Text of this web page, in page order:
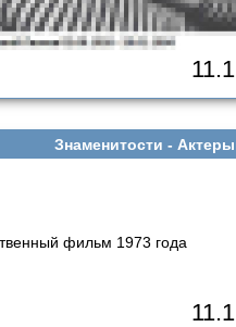
11.1
Знаменитости - Актеры
фильм 1973 года
11.1